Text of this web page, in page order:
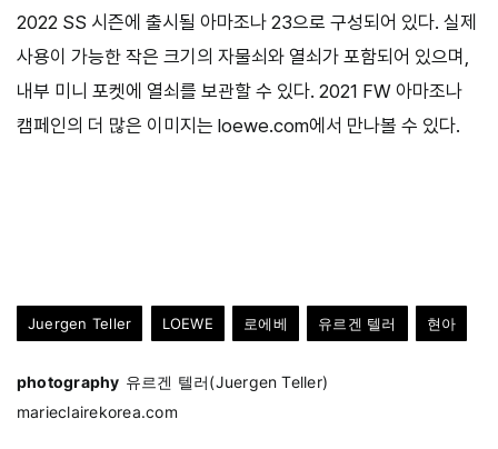
2022 SS 시즌에 출시될 아마조나 23으로 구성되어 있다. 실제
사용이 가능한 작은 크기의 자물쇠와 열쇠가 포함되어 있으며,
내부 미니 포켓에 열쇠를 보관할 수 있다. 2021 FW 아마조나
캠페인의 더 많은 이미지는 loewe.com에서 만나볼 수 있다.
Juergen Teller LOEWE 로에베 유르겐 텔러 현아
photography 유르겐 텔러(Juergen Teller)
marieclairekorea.com